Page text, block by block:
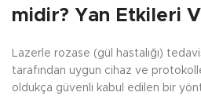
midir? Yan Etkileri
Lazerle rozase (gül hastalığı)
tarafından uygun cihaz ve
oldukça güvenli kabul edilen bir